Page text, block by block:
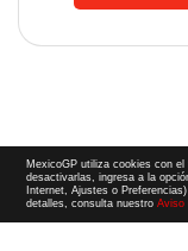
MexicoGP utiliza cookies con
desactivarlas, ingresa a la
Internet, Ajustes o
detalles, consulta nuestroAviso